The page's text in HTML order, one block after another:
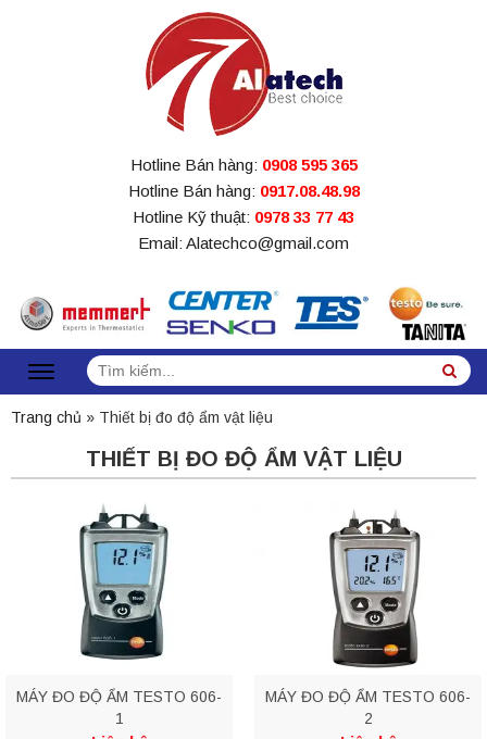
Hotline Bán hàng: 0908 595 365
Hotline Bán hàng: 0917.08.48.98
Hotline Kỹ thuật: 0978 33 77 43
Email: Alatechco@gmail.com
Tìm
kiếm:
Trang chủ » Thiết bị đo độ ẩm vật liệu
THIẾT BỊ ĐO ĐỘ ẨM VẬT LIỆU
MÁY ĐO ĐỘ ẨM TESTO 606-
1
MÁY ĐO ĐỘ ẨM TESTO 606-
2